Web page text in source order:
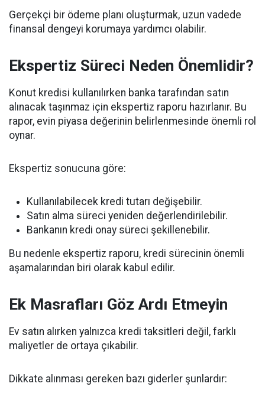
Gerçekçi bir ödeme planı oluşturmak, uzun vadede
finansal dengeyi korumaya yardımcı olabilir.
Ekspertiz Süreci Neden Önemlidir?
Konut kredisi kullanılırken banka tarafından satın
alınacak taşınmaz için ekspertiz raporu hazırlanır. Bu
rapor, evin piyasa değerinin belirlenmesinde önemli rol
oynar.
Ekspertiz sonucuna göre:
Kullanılabilecek kredi tutarı değişebilir.
Satın alma süreci yeniden değerlendirilebilir.
Bankanın kredi onay süreci şekillenebilir.
Bu nedenle ekspertiz raporu, kredi sürecinin önemli
aşamalarından biri olarak kabul edilir.
Ek Masrafları Göz Ardı Etmeyin
Ev satın alırken yalnızca kredi taksitleri değil, farklı
maliyetler de ortaya çıkabilir.
Dikkate alınması gereken bazı giderler şunlardır: